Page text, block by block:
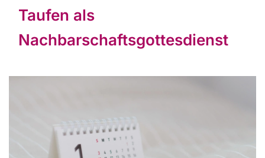
Taufen als
Nachbarschaftsgottesdienst